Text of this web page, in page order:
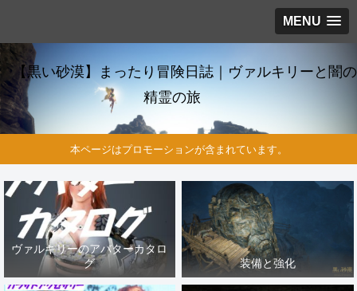
MENU
【黒い砂漠】まったり冒険日誌｜ヴァルキリーと闇の
精霊の旅
本ページはプロモーションが含まれています。
ヴァルキリーのアバターカタロ
グ
装備と強化